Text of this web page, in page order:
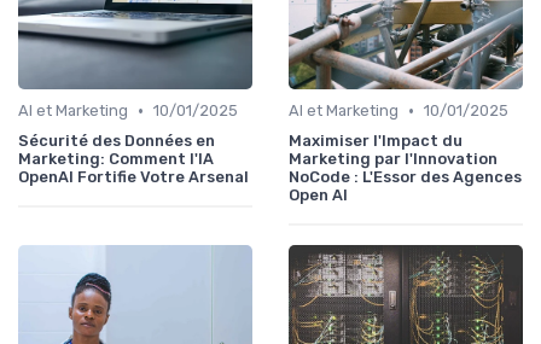
AI et Marketing • 10/01/2025
Sécurité des Données en
Marketing: Comment l'IA
OpenAI Fortifie Votre Arsenal
AI et Marketing • 10/01/2025
Maximiser l'Impact du
Marketing par l'Innovation
NoCode : L'Essor des Agences
Open AI